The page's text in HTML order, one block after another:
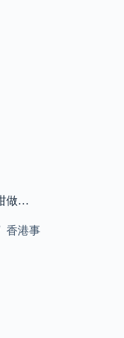
做…
香港事